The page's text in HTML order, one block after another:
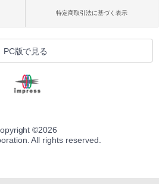
特定商取引法に基づく表示
PC版で見る
©2026
All rights reserved.